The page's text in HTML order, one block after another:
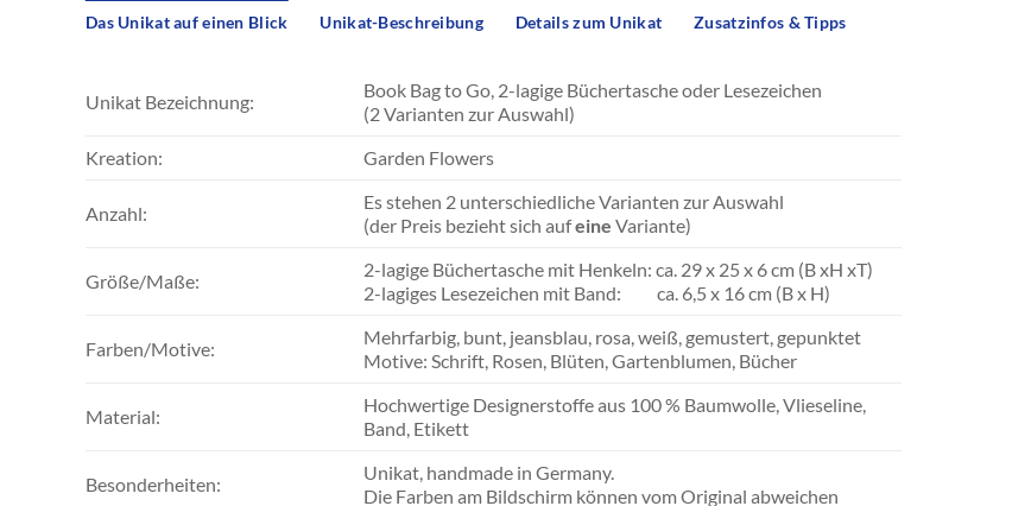
Das Unikat auf einen Blick Unikat-Beschreibung Details zum Unikat Zusatzinfos & Tipps
Unikat Bezeichnung:
Book Bag to Go, 2-lagige Büchertasche oder Lesezeichen
(2 Varianten zur Auswahl)
Kreation:
Garden Flowers
Anzahl:
Es stehen 2 unterschiedliche Varianten zur Auswahl
(der Preis bezieht sich aufeine Variante)
Größe/Maße:
2-lagige Büchertasche mit Henkeln: ca. 29 x 25 x 6 cm (B xH xT)
2-lagiges Lesezeichen mit Band: ca. 6,5 x 16 cm (B x H)
Farben/Motive:
Mehrfarbig, bunt, jeansblau, rosa, weiß, gemustert, gepunktet
Motive: Schrift, Rosen, Blüten, Gartenblumen, Bücher
Material:
Hochwertige Designerstoffe aus 100 % Baumwolle, Vlieseline,
Band, Etikett
Besonderheiten:
Unikat, handmade in Germany.
Die Farben am Bildschirm können vom Original abweichen